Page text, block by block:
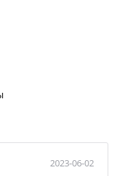
2023-06-02